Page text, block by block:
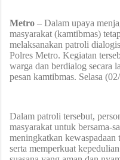
Metro – Dalam upaya
masyarakat (kamtibmas)
melaksanakan patroli
Polres Metro. Kegiatan
warga dan berdialog secara
pesan kamtibmas. Selasa
Dalam patroli tersebut,
masyarakat untuk bersama-
meningkatkan
serta memperkuat